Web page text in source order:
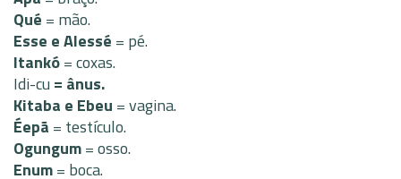
Qué = mão.
Esse e Alessé = pé.
Itankó= coxas.
Idi-cu = ânus.
Kitaba e Ebeu = vagina.
Éepã = testículo.
Ogungum= osso.
Enum= boca.